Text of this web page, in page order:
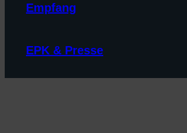
Empfang
EPK & Presse